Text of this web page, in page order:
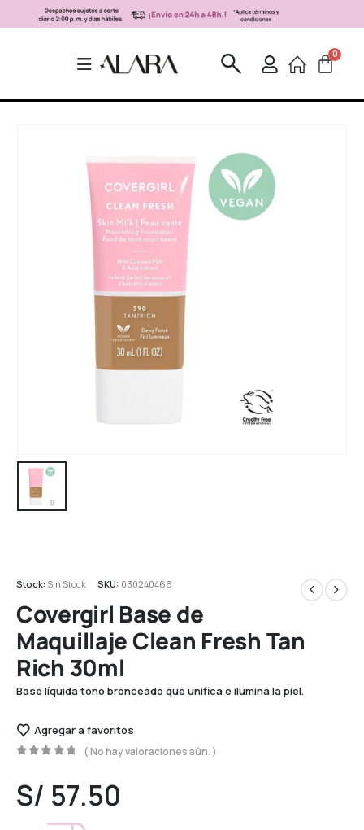
Stock: Sin Stock SKU: 030240466
Covergirl Base de
Maquillaje Clean Fresh Tan
Rich 30ml
Base líquida tono bronceado que unifica e ilumina la piel.
Agregar a favoritos
( No hay valoraciones aún. )
S/ 57.50